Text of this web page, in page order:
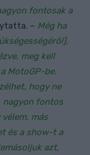
fontosak a
– Még ha
meg kell
MotoGP-be.
hogy ne
nagyon fontos
más
és a show-t a
azt,